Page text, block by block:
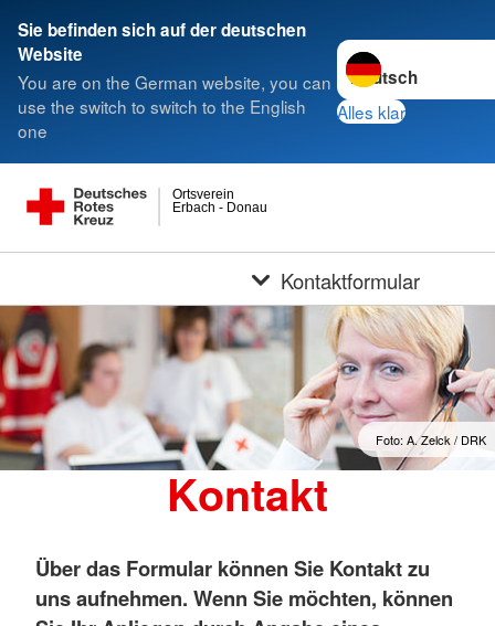
Sie befinden sich auf der deutschen
Website
You are on the German website, you can
use the switch to switch to the English
one
Sprache wechseln
Alles klar
Erbach - Donau
Ortsverein
Kontaktformular
Foto: A. Zelck / DRK
Kontakt
Über das Formular können Sie Kontakt zu
uns aufnehmen. Wenn Sie möchten, können